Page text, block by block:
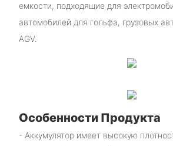
емкости, подходящие для
автомобилей для гольфа, грузовых
AGV.
Особенности Продукта
- Аккумулятор имеет высокую